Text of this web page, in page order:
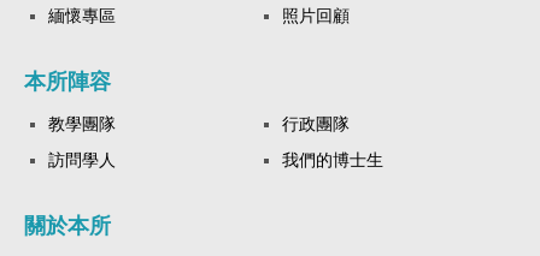
緬懷專區
照片回顧
本所陣容
教學團隊
行政團隊
訪問學人
我們的博士生
關於本所